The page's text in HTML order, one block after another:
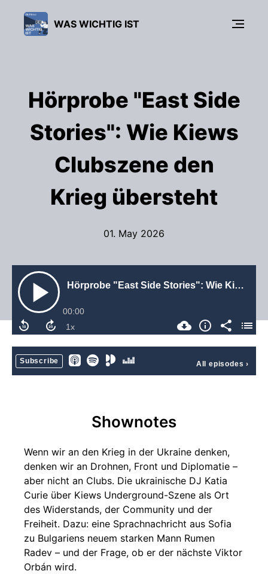
WAS WICHTIG IST
Hörprobe "East Side
Stories": Wie Kiews
Clubszene den
Krieg übersteht
01. May 2026
Hörprobe "East Side Stories": Wie Kiews Clubszene den Krieg übersteht
00:00
Subscribe All episodes ›
Shownotes
Wenn wir an den Krieg in der Ukraine denken,
denken wir an Drohnen, Front und Diplomatie –
aber nicht an Clubs. Die ukrainische DJ Katia
Curie über Kiews Underground-Szene als Ort
des Widerstands, der Community und der
Freiheit. Dazu: eine Sprachnachricht aus Sofia
zu Bulgariens neuem starken Mann Rumen
Radev – und der Frage, ob er der nächste Viktor
Orbán wird.